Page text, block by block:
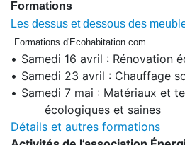
Formations
Les dessus et dessous des
Formations d'Ecohabitation.com
• Samedi 16 avril : Rénovation
• Samedi 23 avril : Chauffage
• Samedi 7 mai : Matériaux et
écologiques et saines
Détails et autres formations